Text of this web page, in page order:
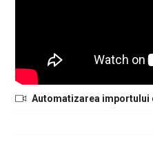
Automatizarea importului